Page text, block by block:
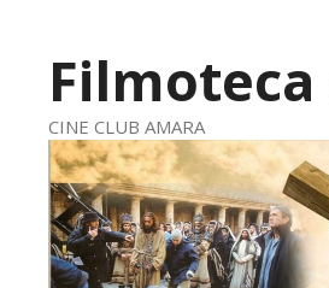
CINE CLUB AMARA